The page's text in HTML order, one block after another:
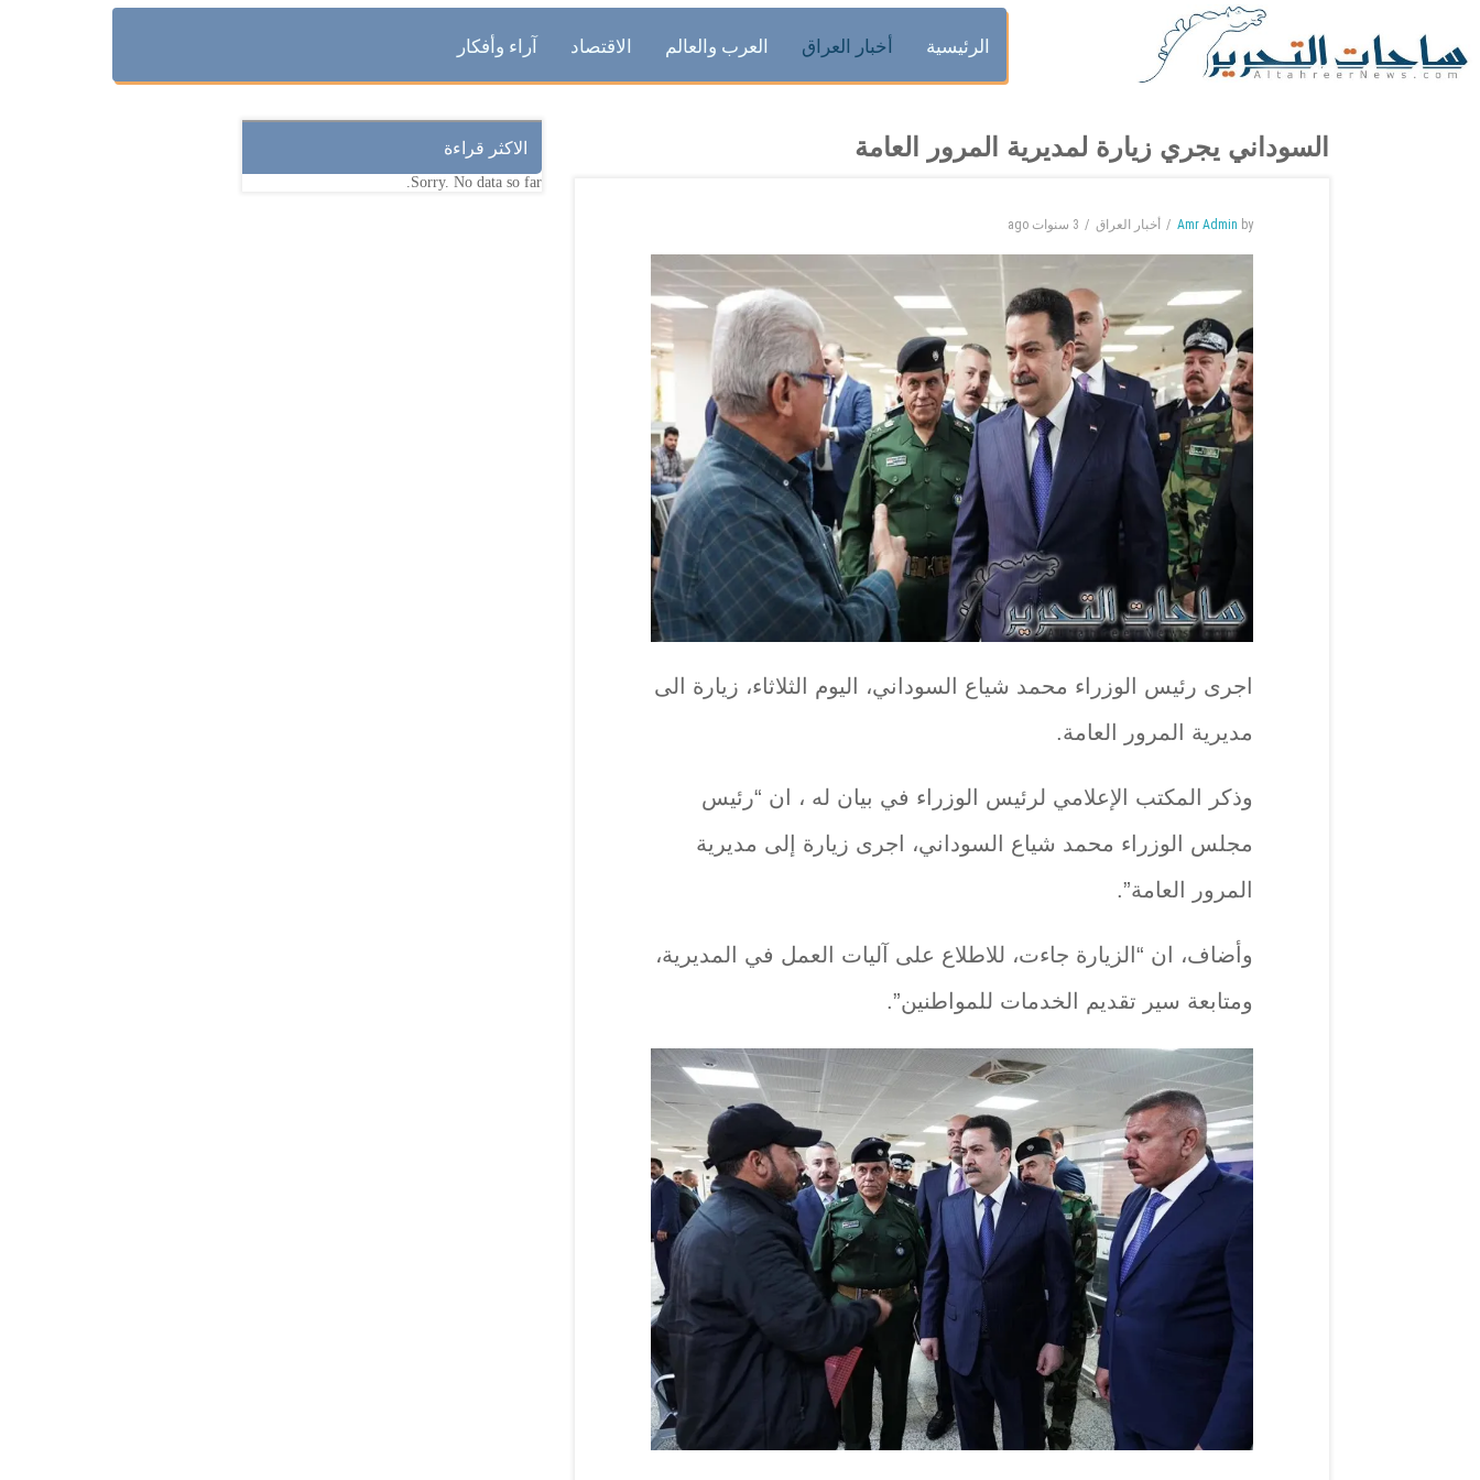
الرئيسية أخبار العراق العرب والعالم الاقتصاد آراء وأفكار
السوداني يجري زيارة لمديرية المرور العامة
by
Amr Admin أخبار العراق 3 سنوات ago
اجرى رئيس الوزراء محمد شياع السوداني، اليوم الثلاثاء، زيارة الى
مديرية المرور العامة.
وذكر المكتب الإعلامي لرئيس الوزراء في بيان له ، ان “رئيس
مجلس الوزراء محمد شياع السوداني، اجرى زيارة إلى مديرية
المرور العامة”.
وأضاف، ان “الزيارة جاءت، للاطلاع على آليات العمل في المديرية،
ومتابعة سير تقديم الخدمات للمواطنين”.
الاكثر قراءة
Sorry. No data so far.